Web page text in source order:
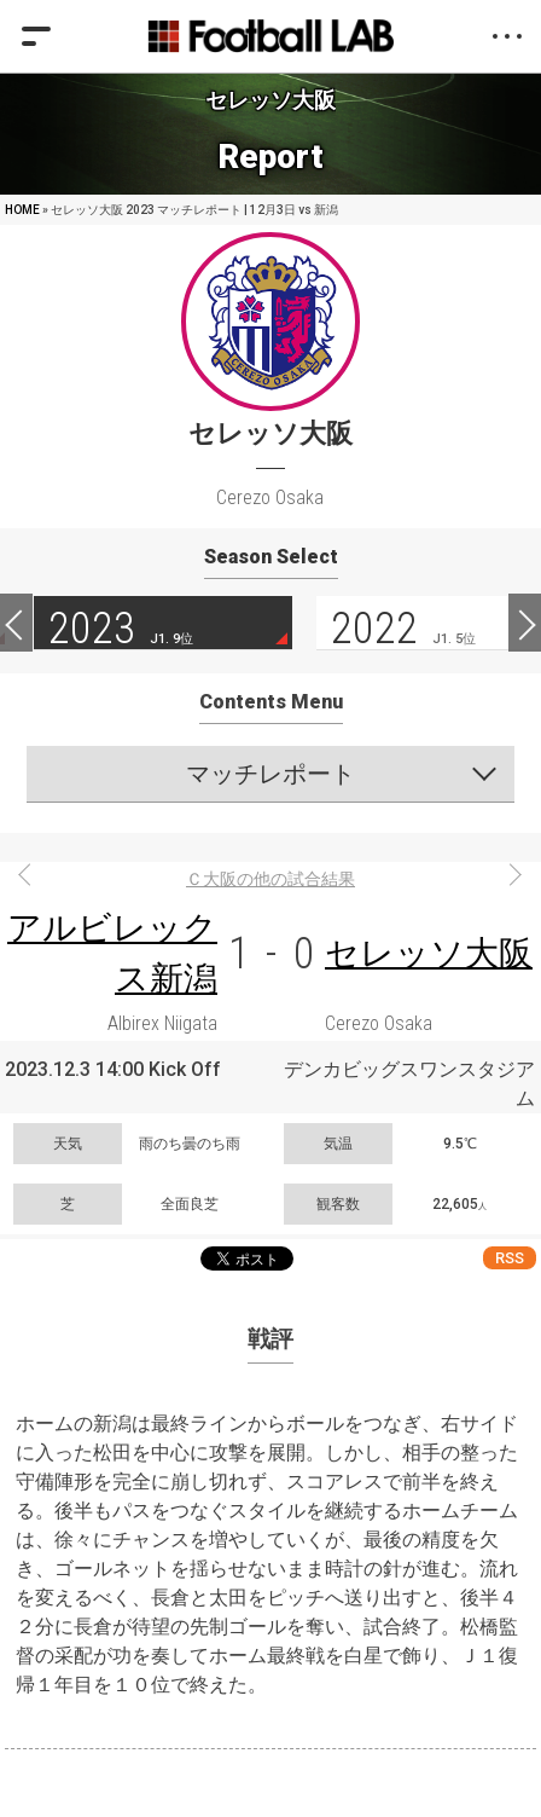
セレッソ大阪
Report
HOME» セレッソ大阪 2023 マッチレポート | 12月3日 vs 新潟
セレッソ大阪
Cerezo Osaka
Season Select
2023 J1. 9位 2022 J1. 5位
Contents Menu
マッチレポート
Ｃ大阪の他の試合結果
アルビレック
ス新潟 1 - 0 セレッソ大阪
Albirex Niigata
Cerezo Osaka
2023.12.3 14:00 Kick Off
デンカビッグスワンスタジア
ム
天気 雨のち曇のち雨 気温 9.5℃
芝 全面良芝 観客数 22,605 人
RSS
戦評
ホームの新潟は最終ラインからボールをつなぎ、右サイド
に入った松田を中心に攻撃を展開。しかし、相手の整った
守備陣形を完全に崩し切れず、スコアレスで前半を終え
る。後半もパスをつなぐスタイルを継続するホームチーム
は、徐々にチャンスを増やしていくが、最後の精度を欠
き、ゴールネットを揺らせないまま時計の針が進む。流れ
を変えるべく、長倉と太田をピッチへ送り出すと、後半４
２分に長倉が待望の先制ゴールを奪い、試合終了。松橋監
督の采配が功を奏してホーム最終戦を白星で飾り、Ｊ１復
帰１年目を１０位で終えた。